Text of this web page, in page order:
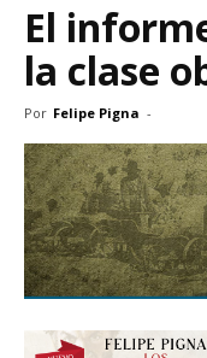
El
la clase
Por Felipe Pigna -